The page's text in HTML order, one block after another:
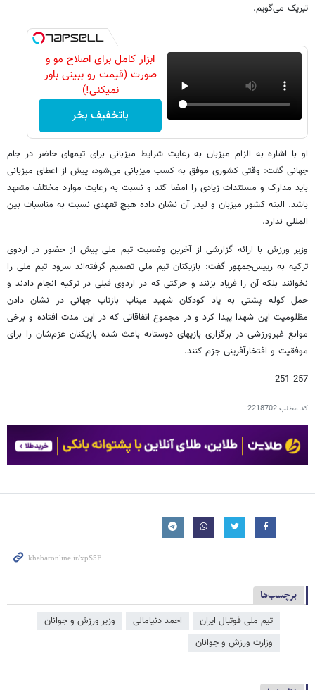
تبریک می‌گویم.
ابزار کامل برای اصلاح مو و
صورت (قیمت رو ببینی باور
نمیکنی!)
باتخفیف بخر
او با اشاره به الزام میزبان به رعایت شرایط میزبانی برای تیمهای حاضر در جام
جهانی گفت: وقتی کشوری موفق به کسب میزبانی می‌شود، پیش از اعطای میزبانی
باید مدارک و مستندات زیادی را امضا کند و نسبت به رعایت موارد مختلف متعهد
باشد. البته کشور میزبان و لیدر آن نشان داده هیچ تعهدی نسبت به مناسبات بین
المللی ندارد.
وزیر ورزش با ارائه گزارشی از آخرین وضعیت تیم ملی پیش از حضور در اردوی
ترکیه به رییس‌جمهور گفت: بازیکنان تیم ملی تصمیم گرفته‌اند سرود تیم ملی را
نخوانند بلکه آن را فریاد بزنند و حرکتی که در اردوی قبلی در ترکیه انجام دادند و
حمل کوله پشتی به یاد کودکان شهید میناب بازتاب جهانی در نشان دادن
مظلومیت این شهدا پیدا کرد و در مجموع اتفاقاتی که در این مدت افتاده و برخی
موانع غیرورزشی در برگزاری بازیهای دوستانه باعث شده بازیکنان عزم‌شان را برای
موفقیت و افتخارآفرینی جزم کنند.
257 251
کد مطلب2218702
برچسب‌ها
تیم ملی فوتبال ایران احمد دنیامالی
وزیر ورزش و جوانان
وزارت ورزش و جوانان